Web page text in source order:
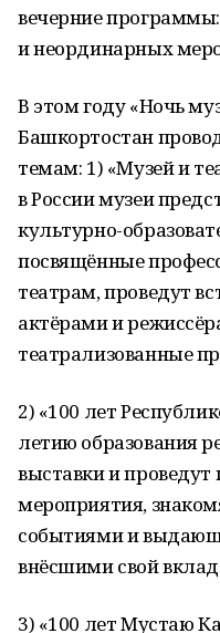
вечерние
и неординарных
В этом году «Ночь
Башкортостан
темам: 1) «Музей и
в России музеи
культурно-
посвящённые
театрам, проведут
актёрами и
театрализованные
2) «100 лет
летию образования
выставки и проведут
мероприятия,
событиями и
внёсшими свой
3) «100 лет Мустаю